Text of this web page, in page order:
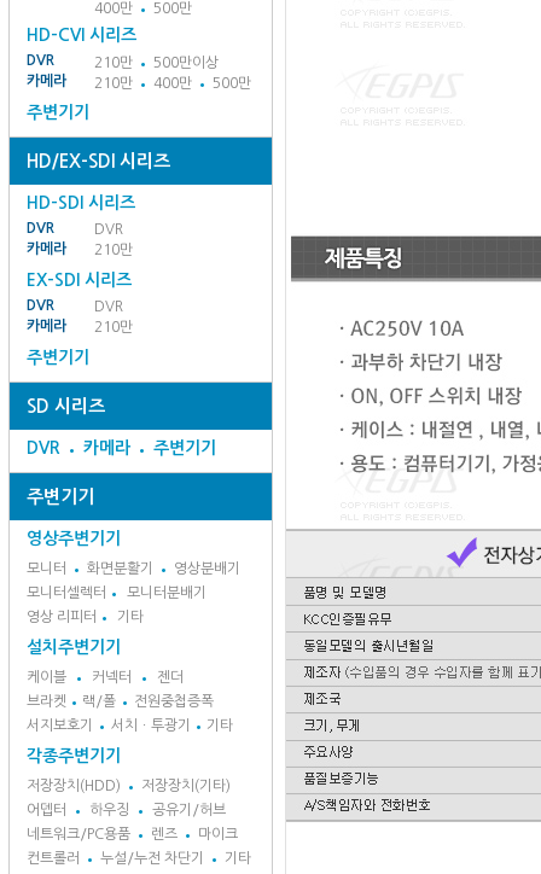
400만
500만
HD-CVI 시리즈
DVR 210만
500만이상
카메라
210만 400만 500만
주변기기
HD/EX-SDI 시리즈
HD-SDI 시리즈
DVR
DVR
카메라
210만
EX-SDI 시리즈
DVR
DVR
카메라
210만
주변기기
SD 시리즈
DVR 카메라 주변기기
주변기기
영상주변기기
모니터 화면분활기
영상분배기
모니터셀렉터
모니터분배기
영상 리피터
기타
설치주변기기
케이블 커넥터
젠더
브라켓
랙/폴
전원중첩증폭
서지보호기
서치ㆍ투광기 기타
각종주변기기
저장장치(HDD)
저장장치(기타)
어뎁터
하우징
공유기/허브
네트워크/PC용품
렌즈
마이크
컨트롤러
누설/누전 차단기 기타